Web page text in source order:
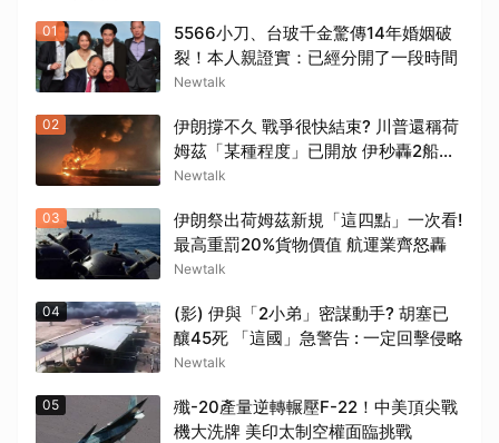
01
5566小刀、台玻千金驚傳14年婚姻破
裂！本人親證實：已經分開了一段時間
Newtalk
02
伊朗撐不久 戰爭很快結束? 川普還稱荷
姆茲「某種程度」已開放 伊秒轟2船打
臉
Newtalk
03
伊朗祭出荷姆茲新規「這四點」一次看!
最高重罰20%貨物價值 航運業齊怒轟
Newtalk
04
(影) 伊與「2小弟」密謀動手? 胡塞已
釀45死 「這國」急警告 : 一定回擊侵略
Newtalk
05
殲-20產量逆轉輾壓F-22！中美頂尖戰
機大洗牌 美印太制空權面臨挑戰